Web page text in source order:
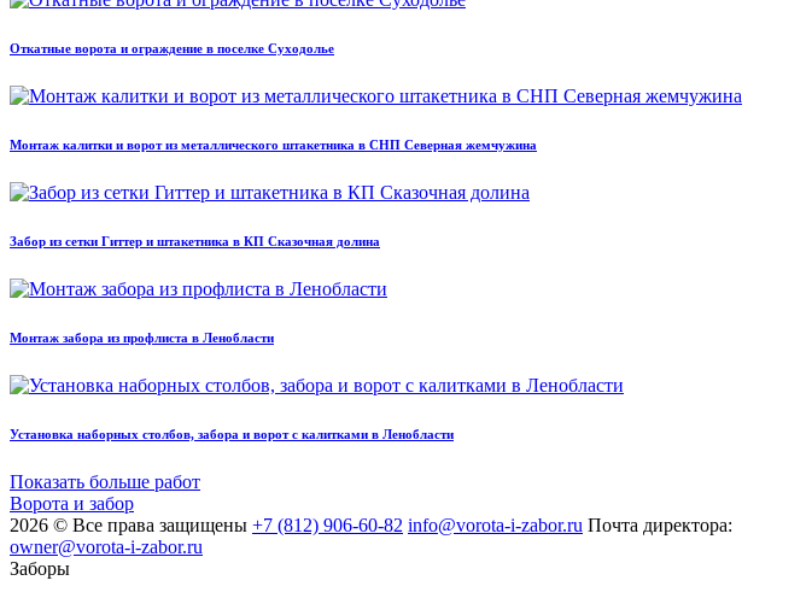
Откатные ворота и ограждение в поселке Суходолье
Монтаж калитки и ворот из металлического штакетника в СНП Северная жемчужина
Забор из сетки Гиттер и штакетника в КП Сказочная долина
Монтаж забора из профлиста в Ленобласти
Установка наборных столбов, забора и ворот с калитками в Ленобласти
Показать больше работ
Ворота и забор
2026 © Все права защищены +7 (812) 906-60-82 info@vorota-i-zabor.ru Почта директора:
owner@vorota-i-zabor.ru
Заборы